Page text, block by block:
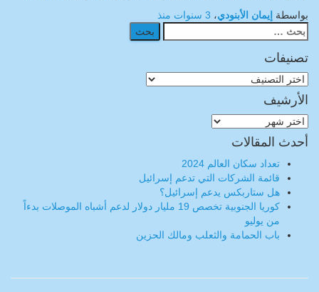
بواسطة إيمان الأبنودي، 3 سنوات
منذ
البحث
عن:
تصنيفات
تصنيفات
الأرشيف
الأرشيف
أحدث المقالات
تعداد سكان العالم 2024
قائمة الشركات التي تدعم إسرائيل
هل ستاربكس يدعم إسرائيل؟
كوريا الجنوبية تخصص 19 مليار دولار لدعم أشباه الموصلات بدءاً
من يوليو
باب الحمامة والثعلب ومالك الحزين